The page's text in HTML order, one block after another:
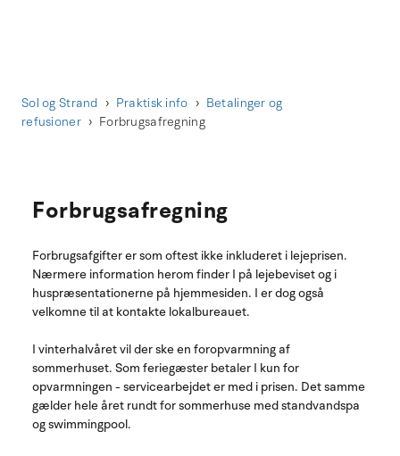
Sol og Strand Praktisk info
Betalinger og
refusioner
Forbrugsafregning
Forbrugsafregning
Forbrugsafgifter er som oftest ikke inkluderet i lejeprisen.
Nærmere information herom finder I på lejebeviset og i
huspræsentationerne på hjemmesiden. I er dog også
velkomne til at kontakte lokalbureauet.
I vinterhalvåret vil der ske en foropvarmning af
sommerhuset. Som feriegæster betaler I kun for
opvarmningen - servicearbejdet er med i prisen. Det samme
gælder hele året rundt for sommerhuse med standvandspa
og swimmingpool.